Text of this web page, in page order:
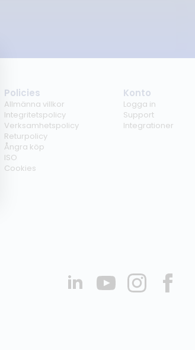
Policies
Allmänna villkor
Integritetspolicy
Verksamhetspolicy
Returpolicy
Ångra köp
ISO
Cookies
Konto
Logga in
Support
Integrationer